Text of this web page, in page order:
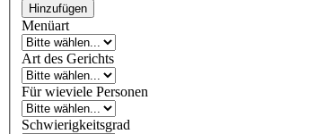
Hinzufügen
Menüart
Art des Gerichts
Für wieviele Personen
Schwierigkeitsgrad